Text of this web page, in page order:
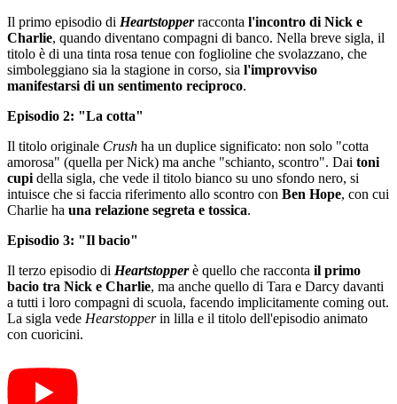
Il primo episodio di Heartstopperracconta l'incontro di Nick e
Charlie, quando diventano compagni di banco. Nella breve sigla, il
titolo è di una tinta rosa tenue con foglioline che svolazzano, che
simboleggiano sia la stagione in corso, sia l'improvviso
manifestarsi di un sentimento reciproco.
Episodio 2: "La cotta"
Il titolo originale Crush ha un duplice significato: non solo "cotta
amorosa" (quella per Nick) ma anche "schianto, scontro". Dai toni
cupi della sigla, che vede il titolo bianco su uno sfondo nero, si
intuisce che si faccia riferimento allo scontro con Ben Hope, con cui
Charlie ha una relazione segreta e tossica.
Episodio 3: "Il bacio"
Il terzo episodio di Heartstopperè quello che racconta il primo
bacio tra Nick e Charlie, ma anche quello di Tara e Darcy davanti
a tutti i loro compagni di scuola, facendo implicitamente coming out.
La sigla vede Hearstopperin lilla e il titolo dell'episodio animato
con cuoricini.